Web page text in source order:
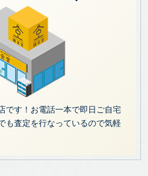
です！お電話一本で即日ご自宅
も査定を行なっているので気軽